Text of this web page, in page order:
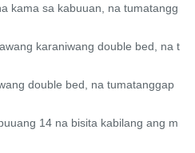
kama sa kabuuan, na tumatangg
karaniwang double bed, na t
double bed, na tumatanggap
14 na bisita kabilang ang m